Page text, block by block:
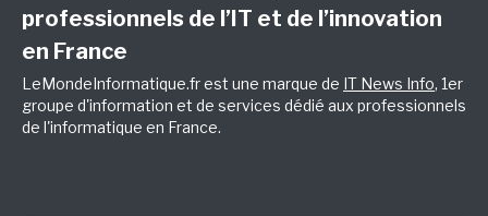
professionnels de l’IT et de l’innovation
en France
LeMondeInformatique.fr est une marque de IT News Info, 1er
groupe d'information et de services dédié aux professionnels
de l'informatique en France.